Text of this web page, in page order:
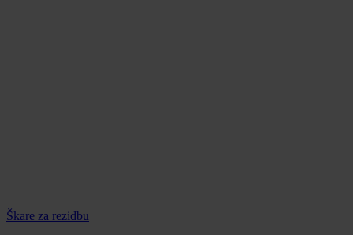
Škare za rezidbu